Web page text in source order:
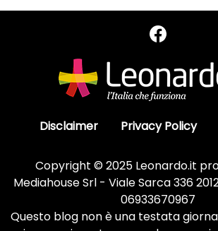
Disclaimer Privacy Policy
Copyright © 2025 Leonardo.it
Mediahouse Srl - Viale Sarca 336
06933670967
Questo blog non è una testata